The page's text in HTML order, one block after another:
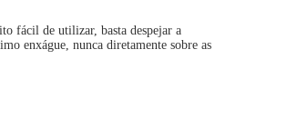
fácil de utilizar, basta despejar a
enxágue, nunca diretamente sobre as